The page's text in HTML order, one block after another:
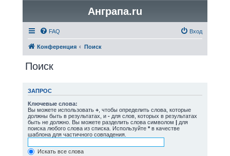
Анграпа.ru
FAQ Вход
Конференция Поиск
Поиск
ЗАПРОС
Ключевые слова:
Вы можете использовать +, чтобы определить слова, которые
должны быть в результатах, и -для слов, которых в результатах
быть не должно. Вы можете разделить слова символом |для
поиска любого слова из списка. Используйте *в качестве
шаблона для частичного совпадения.
Искать все слова